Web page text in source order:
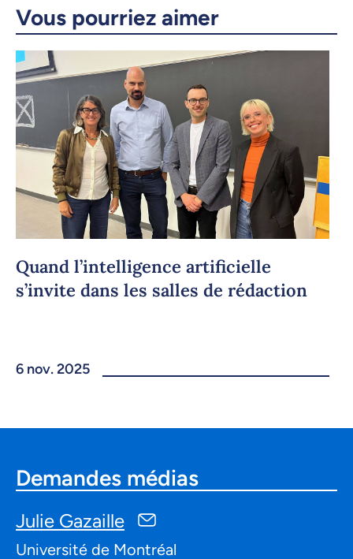
Vous pourriez aimer
Quand l’intelligence artificielle
s’invite dans les salles de rédaction
6 nov. 2025
Demandes médias
Julie Gazaille
Université de Montréal